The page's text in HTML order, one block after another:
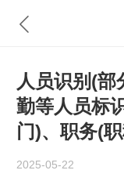
人员识别(
勤等人员标
门)、职务(
2025-05-22